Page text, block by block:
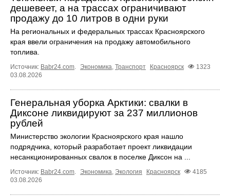
дешевеет, а на трассах ограничивают
продажу до 10 литров в одни руки
На региональных и федеральных трассах Красноярского
края ввели ограничения на продажу автомобильного
топлива.
Источник: Babr24.com. Экономика, Транспорт Красноярск
1323
03.08.2026
Генеральная уборка Арктики: свалки в
Диксоне ликвидируют за 237 миллионов
рублей
Министерство экологии Красноярского края нашло
подрядчика, который разработает проект ликвидации
несанкционированных свалок в поселке Диксон на ...
Источник: Babr24.com. Экономика, Экология Красноярск
4185
03.08.2026